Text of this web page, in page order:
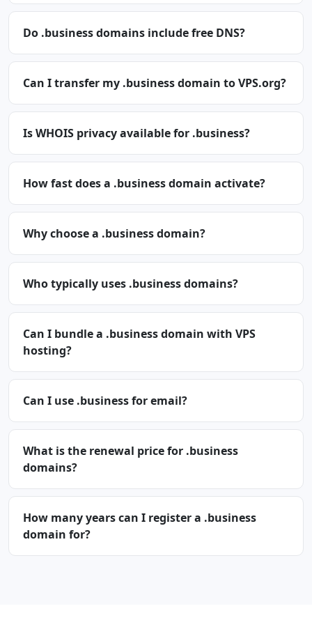
Do .business domains include free DNS?
Can I transfer my .business domain to VPS.org?
Is WHOIS privacy available for .business?
How fast does a .business domain activate?
Why choose a .business domain?
Who typically uses .business domains?
Can I bundle a .business domain with VPS
hosting?
Can I use .business for email?
What is the renewal price for .business
domains?
How many years can I register a .business
domain for?